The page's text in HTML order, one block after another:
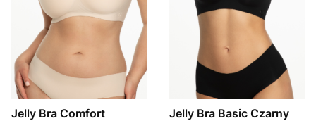
Jelly Bra Comfort
Jelly Bra Basic Czarny